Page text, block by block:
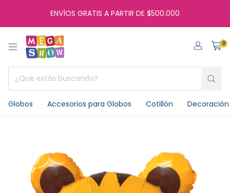
ENVÍOS GRATIS A PARTIR DE $500.000
0
Globos Accesorios para Globos Cotillón